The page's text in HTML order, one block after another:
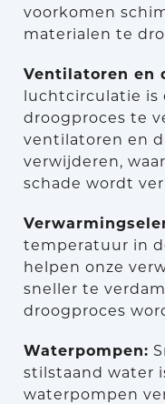
voorkomen
materialen te
Ventilatoren en
luchtcirculatie is
droogproces te
ventilatoren en
verwijderen,
schade wordt
temperatuur in
helpen onze
sneller te
droogproces
Waterpompen:
stilstaand water
waterpompen